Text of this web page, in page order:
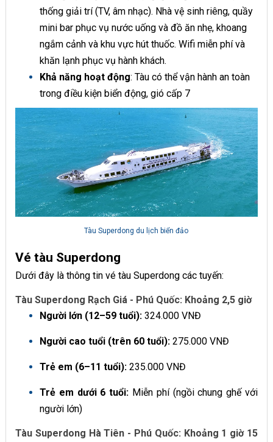
thống giải trí (TV, âm nhạc). Nhà vệ sinh riêng, quầy
mini bar phục vụ nước uống và đồ ăn nhẹ, khoang
ngắm cảnh và khu vực hút thuốc. Wifi miễn phí và
khăn lạnh phục vụ hành khách.
Khả năng hoạt động: Tàu có thể vận hành an toàn
trong điều kiện biển động, gió cấp 7
Tàu Superdong du lịch biển đảo
Vé tàu Superdong
Dưới đây là thông tin vé tàu Superdong các tuyến:
Tàu Superdong Rạch Giá - Phú Quốc: Khoảng 2,5 giờ
Người lớn (12–59 tuổi):324.000 VNĐ
Người cao tuổi (trên 60 tuổi):275.000 VNĐ
Trẻ em (6–11 tuổi):235.000 VNĐ
Trẻ em dưới 6 tuổi: Miễn phí (ngồi chung ghế với
người lớn)
Tàu Superdong Hà Tiên - Phú Quốc: Khoảng 1 giờ 15